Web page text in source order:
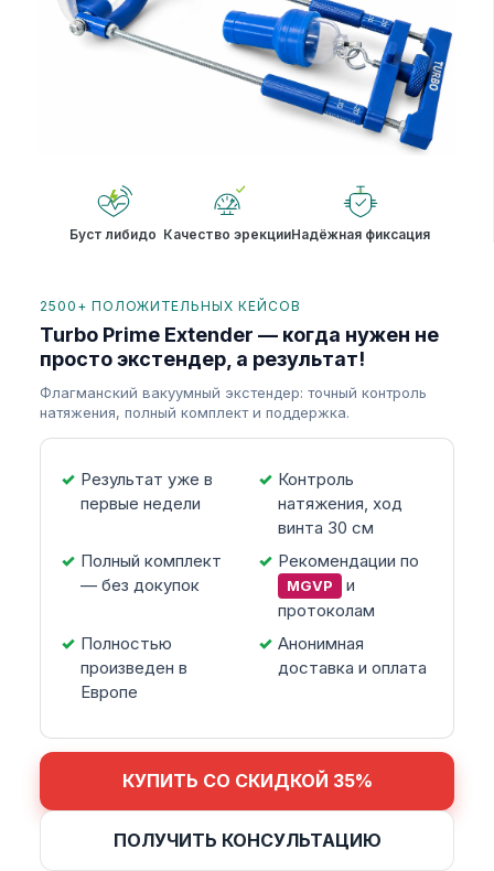
Буст либидо Качество эрекцииНадёжная фиксация
2500+ ПОЛОЖИТЕЛЬНЫХ КЕЙСОВ
Turbo Prime Extender — когда нужен не
просто экстендер, а результат!
Флагманский вакуумный экстендер: точный контроль
натяжения, полный комплект и поддержка.
Результат уже в
первые недели
Контроль
натяжения, ход
винта 30 см
Полный комплект
— без докупок
Рекомендации по
MGVP
и
протоколам
Полностью
произведен в
Европе
Анонимная
доставка и оплата
КУПИТЬ СО СКИДКОЙ 35%
ПОЛУЧИТЬ КОНСУЛЬТАЦИЮ